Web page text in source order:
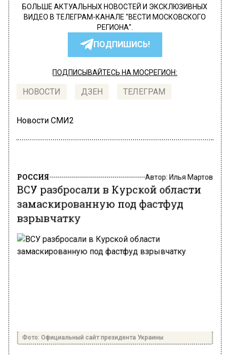
БОЛЬШЕ АКТУАЛЬНЫХ НОВОСТЕЙ И ЭКСКЛЮЗИВНЫХ
ВИДЕО В ТЕЛЕГРАМ-КАНАЛЕ "ВЕСТИ МОСКОВСКОГО
РЕГИОНА".
ПОДПИШИСЬ!
ПОДПИСЫВАЙТЕСЬ НА МОСРЕГИОН:
НОВОСТИ ДЗЕН ТЕЛЕГРАМ
Новости СМИ2
РОССИЯ Автор:Илья Мартов
ВСУ разбросали в Курской области
замаскированную под фастфуд
взрывчатку
Фото: Официальный сайт президента Украины